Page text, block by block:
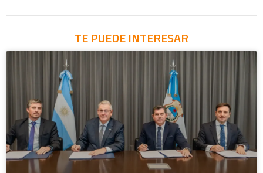
TE PUEDE INTERESAR